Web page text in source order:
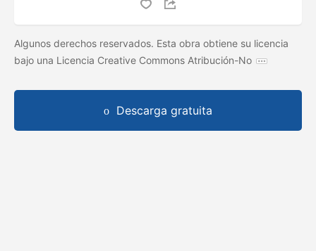
Algunos derechos reservados. Esta obra obtiene su licencia
bajo una Licencia Creative Commons Atribución-No
Descarga gratuita